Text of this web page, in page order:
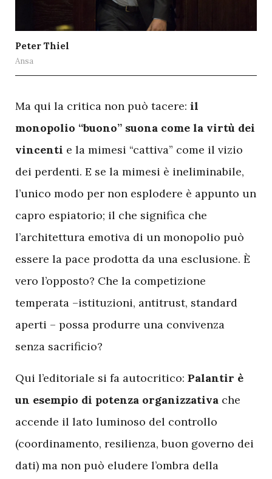
Peter Thiel
Ansa
Ma qui la critica non può tacere: il
monopolio “buono” suona come la virtù dei
vincenti e la mimesi “cattiva” come il vizio
dei perdenti. E se la mimesi è ineliminabile,
l’unico modo per non esplodere è appunto un
capro espiatorio; il che significa che
l’architettura emotiva di un monopolio può
essere la pace prodotta da una esclusione. È
vero l’opposto? Che la competizione
temperata –istituzioni, antitrust, standard
aperti – possa produrre una convivenza
senza sacrificio?
Qui l’editoriale si fa autocritico: Palantir è
un esempio di potenza organizzativa che
accende il lato luminoso del controllo
(coordinamento, resilienza, buon governo dei
dati) ma non può eludere l’ombra della